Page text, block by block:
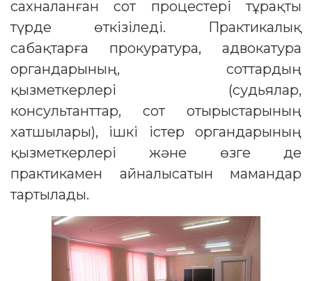
сахналанған сот процестері тұрақты
түрде өткізіледі. Практикалық
сабақтарға прокуратура, адвокатура
органдарының, соттардың
қызметкерлері (судьялар,
консультанттар, сот отырыстарының
хатшылары), ішкі істер органдарының
қызметкерлері және өзге де
практикамен айналысатын мамандар
тартылады.